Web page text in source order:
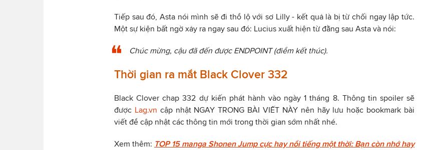
Tiếp sau đó, Asta nói mình sẽ đi thổ lộ với sơ Lilly - kết quả là bị từ chối ngay lập tức.
Một sự kiện bất ngờ xảy ra ngay sau đó: Lucius xuất hiện từ đằng sau Asta và nói:
Chúc mừng, cậu đã đến được ENDPOINT (điểm kết thúc).
Thời gian ra mắt Black Clover 332
Black Clover chap 332 dự kiến phát hành vào ngày 1 tháng 8. Thông tin spoiler sẽ
được Lag.vn cập nhật NGAY TRONG BÀI VIẾT NÀY nên hãy lưu hoặc bookmark bài
viết để cập nhật các thông tin mới trong thời gian sớm nhất nhé.
Xem thêm: TOP 15 manga Shonen Jump cực hay nổi tiếng một thời: Bạn còn nhớ hay